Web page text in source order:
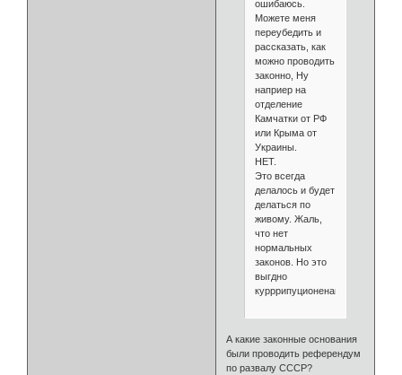
ошибаюсь.
Можете меня
переубедить и
рассказать, как
можно проводить
законно, Ну
наприер на
отделение
Камчатки от РФ
или Крыма от
Украины.
НЕТ.
Это всегда
делалось и будет
делаться по
живому. Жаль,
что нет
нормальных
законов. Но это
выгдно
курррипуционенам.
А какие законные основания
были проводить референдум
по развалу СССР?